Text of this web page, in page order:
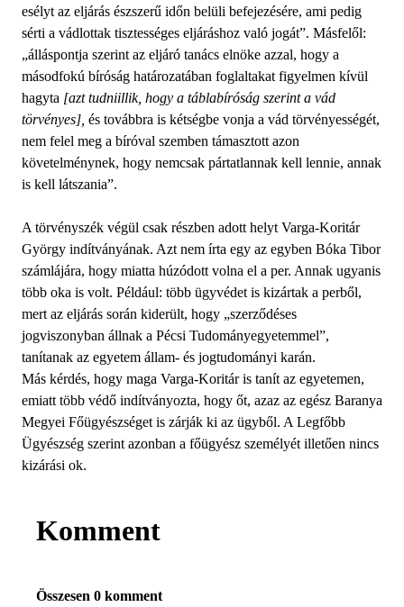
esélyt az eljárás észszerű időn belüli befejezésére, ami pedig
sérti a vádlottak tisztességes eljáráshoz való jogát”. Másfelől:
„álláspontja szerint az eljáró tanács elnöke azzal, hogy a
másodfokú bíróság határozatában foglaltakat figyelmen kívül
hagyta [azt tudniillik, hogy a táblabíróság szerint a vád
törvényes], és továbbra is kétségbe vonja a vád törvényességét,
nem felel meg a bíróval szemben támasztott azon
követelménynek, hogy nemcsak pártatlannak kell lennie, annak
is kell látszania”.
A törvényszék végül csak részben adott helyt Varga-Koritár
György indítványának. Azt nem írta egy az egyben Bóka Tibor
számlájára, hogy miatta húzódott volna el a per. Annak ugyanis
több oka is volt. Például: több ügyvédet is kizártak a perből,
mert az eljárás során kiderült, hogy „szerződéses
jogviszonyban állnak a Pécsi Tudományegyetemmel”,
tanítanak az egyetem állam- és jogtudományi karán.
Más kérdés, hogy maga Varga-Koritár is tanít az egyetemen,
emiatt több védő indítványozta, hogy őt, azaz az egész Baranya
Megyei Főügyészséget is zárják ki az ügyből. A Legfőbb
Ügyészség szerint azonban a főügyész személyét illetően nincs
kizárási ok.
Komment
Összesen 0 komment